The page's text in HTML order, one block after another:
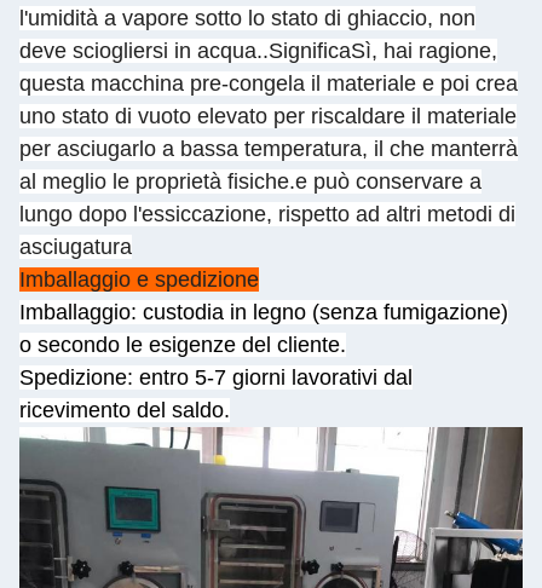
l'umidità a vapore sotto lo stato di ghiaccio, non
deve sciogliersi in acqua..SignificaSì, hai ragione,
questa macchina pre-congela il materiale e poi crea
uno stato di vuoto elevato per riscaldare il materiale
per asciugarlo a bassa temperatura, il che manterrà
al meglio le proprietà fisiche.e può conservare a
lungo dopo l'essiccazione, rispetto ad altri metodi di
asciugatura
Imballaggio e spedizione
Imballaggio: custodia in legno (senza fumigazione)
o secondo le esigenze del cliente.
Spedizione: entro 5-7 giorni lavorativi dal
ricevimento del saldo.